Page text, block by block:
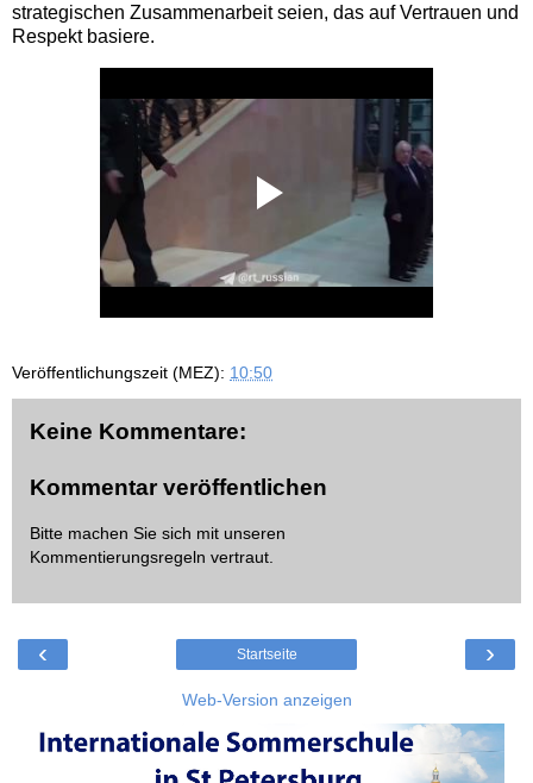
strategischen Zusammenarbeit seien, das auf Vertrauen und
Respekt basiere.
Veröffentlichungszeit (MEZ): 10:50
Keine Kommentare:
Kommentar veröffentlichen
Bitte machen Sie sich mit unseren
Kommentierungsregeln vertraut.
‹ ›
Startseite
Web-Version anzeigen